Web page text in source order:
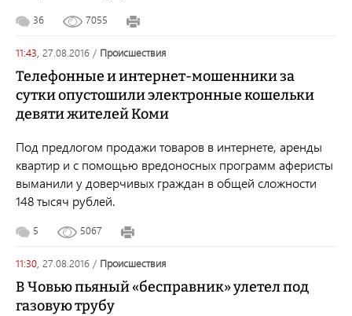
36 7055
11:43, 27.08.2016 / происшествия
Телефонные и интернет-мошенники за
сутки опустошили электронные кошельки
девяти жителей Коми
Под предлогом продажи товаров в интернете, аренды
квартир и с помощью вредоносных программ аферисты
выманили у доверчивых граждан в общей сложности
148 тысяч рублей.
5 5067
11:30, 27.08.2016 / происшествия
В Човью пьяный «бесправник» улетел под
газовую трубу